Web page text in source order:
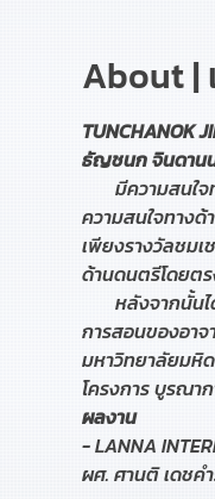
About |
ความสนใจทางด้
เพียงรางวัลชม
การสอนของอา
มหาวิทยาลัยมหิ
ผลงาน
- LANNA